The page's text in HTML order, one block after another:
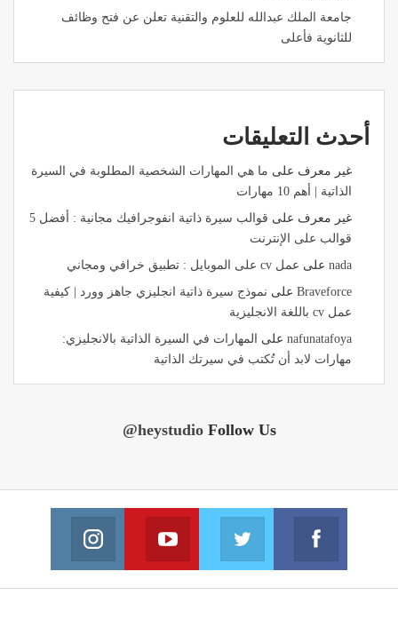
جامعة الملك عبدالله للعلوم والتقنية تعلن عن فتح وظائف
للثانوية فأعلى
أحدث التعليقات
غير معرف على ما هي المهارات الشخصية المطلوبة في السيرة
الذاتية | أهم 10 مهارات
غير معرف على
قوالب سيرة ذاتية انفوجرافيك مجانية : أفضل 5
قوالب على الإنترنت
nada على عمل cv على الموبايل : تطبيق خرافي ومجاني
Braveforce على نموذج سيرة ذاتية انجليزي جاهز وورد | كيفية
عمل cv باللغة الانجليزية
nafunatafoya على
المهارات في السيرة الذاتية بالانجليزي:
مهارات لابد أن تُكتب في سيرتك الذاتية
Follow Us
@heystudio
Facebook
Join us on Facebook
Twitter
Join us on Twitter
Youtube
Join us on Youtube